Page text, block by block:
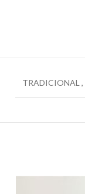
TRADICIONAL ,